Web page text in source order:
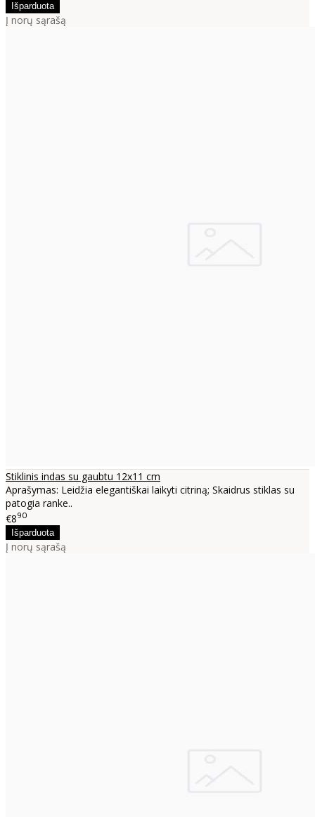
Į norų sąrašą
Stiklinis indas su gaubtu 12x11 cm
Aprašymas: Leidžia elegantiškai laikyti citriną; Skaidrus stiklas su
patogia ranke..
€890
Į norų sąrašą